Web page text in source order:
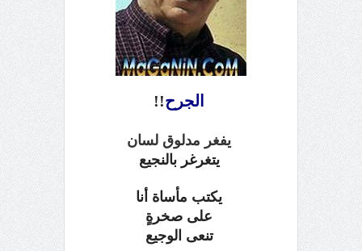
الجرح!!
يفغر مدلوق لسان
يتغرغر بالنجيع
يكتب مأساة أنا
على صخرةٍ
تنعى الوجيع